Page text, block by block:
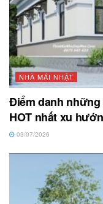
NHÀ MÁI NHẬT
Điểm danh những
HOT nhất xu
03/07/2026